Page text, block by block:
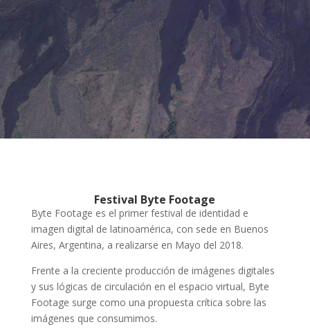
Festival Byte Footage
Byte Footage es el primer festival de identidad e
imagen digital de latinoamérica, con sede en Buenos
Aires, Argentina, a realizarse en Mayo del 2018.
Frente a la creciente producción de imágenes digitales
y sus lógicas de circulación en el espacio virtual, Byte
Footage surge como una propuesta crítica sobre las
imágenes que consumimos.